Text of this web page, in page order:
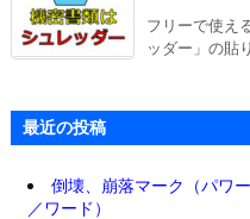
フリーで使え
ッダー」の貼
最近の投稿
倒壊、崩落マーク（パワ
／ワード）